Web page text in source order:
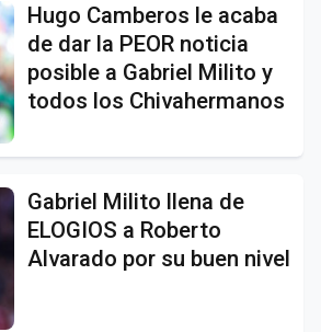
Hugo Camberos le acaba
de dar la PEOR noticia
posible a Gabriel Milito y
todos los Chivahermanos
Gabriel Milito llena de
ELOGIOS a Roberto
Alvarado por su buen nivel